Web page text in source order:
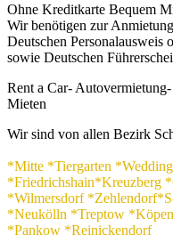
Ohne Kreditkarte Bequem
Wir benötigen zur
Deutschen Personalausweis
sowie Deutschen
Rent a Car-
Mieten
Wir sind von allen Bezirk
*Mitte *Tiergarten
*Friedrichshain*Kreuzberg
*Wilmersdorf
*Neukölln *Treptow
*Pankow *Reinickendorf